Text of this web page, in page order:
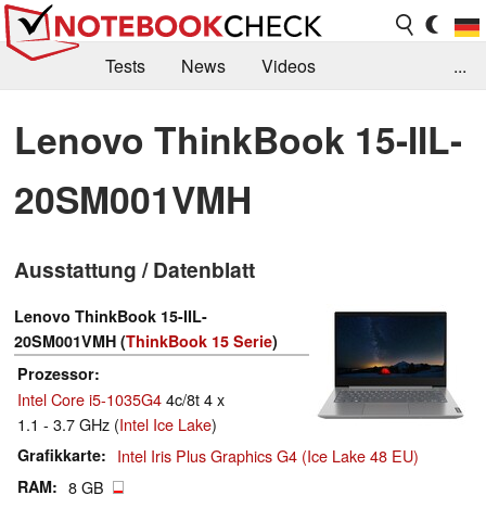
Tests News
Videos
Kaufberatung
Deals Suche
Jobs
Forum
...
Lenovo ThinkBook 15-IIL-
20SM001VMH
Ausstattung / Datenblatt
Lenovo ThinkBook 15-IIL-
20SM001VMH (ThinkBook 15 Serie)
Prozessor
Intel Core i5-1035G44c/8t 4 x
1.1 - 3.7 GHz (Intel Ice Lake)
Grafikkarte Intel Iris Plus Graphics G4 (Ice Lake 48 EU)
RAM 8 GB